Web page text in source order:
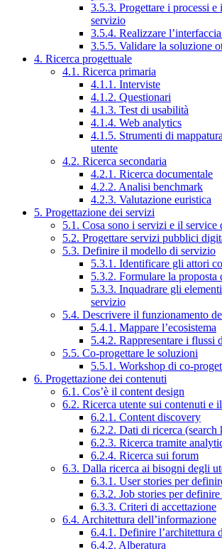
3.5.3. Progettare i processi e i
servizio
3.5.4. Realizzare
3.5.5. Validare la soluzione
4. Ricerca progettuale
4.1. Ricerca primaria
4.1.1. Interviste
4.1.2. Questionari
4.1.3. Test di usabilità
4.1.4. Web analytics
4.1.5. Strumenti di
utente
4.2. Ricerca secondaria
4.2.1. Ricerca documentale
4.2.2. Analisi benchmark
4.2.3. Valutazione euristica
5. Progettazione dei servizi
5.1. Cosa sono i servizi e il service
5.2. Progettare servizi pubblici
5.3. Definire il modello di servizio
5.3.1. Identificare gli attori
5.3.2. Formulare la proposta
5.3.3. Inquadrare gli
servizio
5.4. Descrivere il funzionamento
5.4.1. Mappare l’ecosistema
5.4.2. Rappresentare i flussi
5.5. Co-progettare le soluzioni
5.5.1. Workshop di co-
6. Progettazione dei contenuti
6.1. Cos’è il content design
6.2. Ricerca utente sui contenuti e
6.2.1. Content discovery
6.2.2. Dati di ricerca (search
6.2.3. Ricerca tramite
6.2.4. Ricerca sui forum
6.3. Dalla ricerca ai bisogni degli
6.3.1. User stories per
6.3.2. Job stories per
6.3.3. Criteri di accettazione
6.4. Architettura dell’informazione
6.4.1. Definire l’architettura
6.4.2. Alberatura